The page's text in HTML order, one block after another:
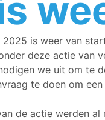
2025 is weer van
deze actie van
we uit om te
te doen om
de actie werden